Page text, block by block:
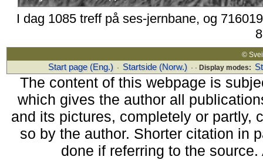
I dag 1085 treff på ses-jernbane, og
©
Start page (Eng.) · Startside (Norw.) · · Display modes:
The content of this webpage is
which gives the author all
and its pictures, completely or partly,
so by the author. Shorter citation in
done if referring to the